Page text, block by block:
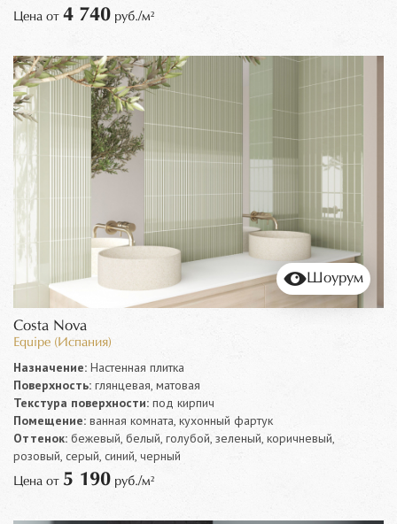
Цена от 4 740 руб./м²
Шоурум
Costa Nova
Equipe (Испания)
Назначение: Настенная плитка
Поверхность: глянцевая, матовая
Текстура поверхности: под кирпич
Помещение: ванная комната, кухонный фартук
Оттенок: бежевый, белый, голубой, зеленый, коричневый,
розовый, серый, синий, черный
Цена от 5 190 руб./м²